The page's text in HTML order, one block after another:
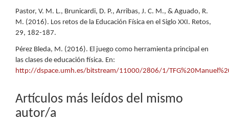
Pastor, V. M. L., Brunicardi, D. P., Arribas, J. C. M., & Aguado, R.
M. (2016). Los retos de la Educación Física en el Siglo XXI. Retos,
29, 182-187.
Pérez Bleda, M. (2016). El juego como herramienta principal en
las clases de educación física. En:
http://dspace.umh.es/bitstream/11000/2806/1/
Artículos más leídos del mismo
autor/a